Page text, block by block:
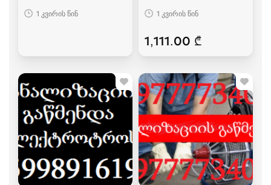
1 კვირის წინ 1 კვირის წინ
1,111.00 ₾